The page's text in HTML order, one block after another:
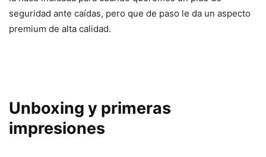
seguridad ante caídas, pero que de paso le da un aspecto
premium de alta calidad.
Unboxing y primeras
impresiones